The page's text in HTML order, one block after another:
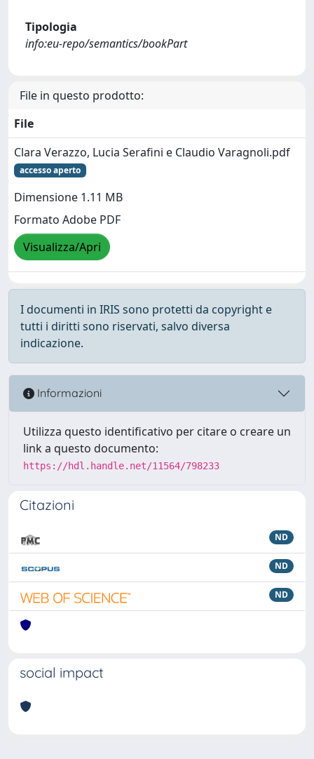
Tipologia
info:eu-repo/semantics/bookPart
File in questo prodotto:
File
Clara Verazzo, Lucia Serafini e Claudio Varagnoli.pdf
accesso aperto
Dimensione 1.11 MB
Formato Adobe PDF
Visualizza/Apri
I documenti in IRIS sono protetti da copyright e
tutti i diritti sono riservati, salvo diversa
indicazione.
Informazioni
Utilizza questo identificativo per citare o creare un
link a questo documento:
https://hdl.handle.net/11564/798233
Citazioni
ND
ND
ND
social impact